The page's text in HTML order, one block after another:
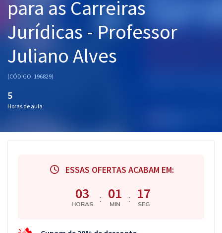
OAB
Mentorias
Questões grátis
Conteúdo gratuito
Aprovados
para as Carreiras
Jurídicas - Professor
Juliano Alves
(CÓDIGO: 196829)
5
Horas de aula
ESSAS OFERTAS ACABAM EM:
03
HORAS : 01
MIN : 16
SEG